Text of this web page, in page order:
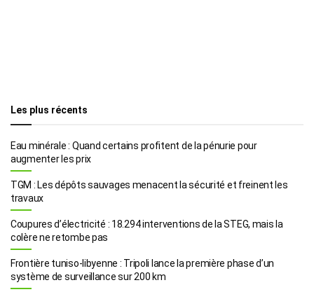
Les plus récents
Eau minérale : Quand certains profitent de la pénurie pour
augmenter les prix
TGM : Les dépôts sauvages menacent la sécurité et freinent les
travaux
Coupures d’électricité : 18.294 interventions de la STEG, mais la
colère ne retombe pas
Frontière tuniso-libyenne : Tripoli lance la première phase d’un
système de surveillance sur 200 km